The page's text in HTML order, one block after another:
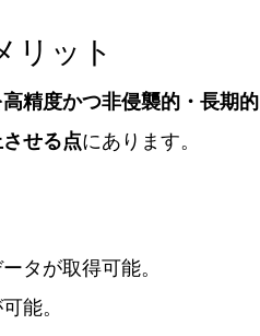
リット
精度かつ非侵襲的・長期的
せる点にあります。
タが取得可能。
能。